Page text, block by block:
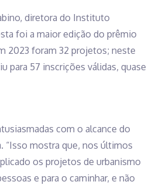
diretora do Instituto
foi a maior edição do prêmio
2023 foram 32 projetos; neste
para 57 inscrições válidas, quase
com o alcance do
“Isso mostra que, nos últimos
os projetos de urbanismo
e para o caminhar, e não